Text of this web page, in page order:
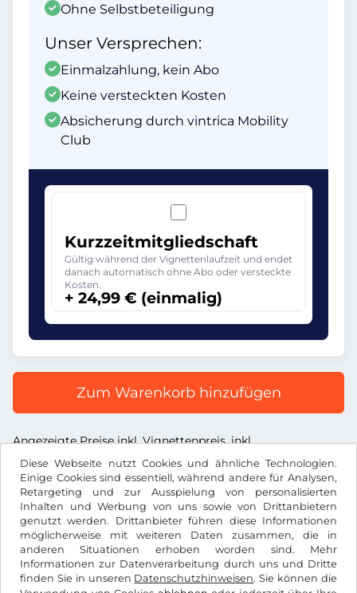
Diese Webseite nutzt Cookies und ähnliche Technologien.
Einige Cookies sind essentiell, während andere für Analysen,
Retargeting und zur Ausspielung von personalisierten
Inhalten und Werbung von uns sowie von Drittanbietern
genutzt werden. Drittanbieter führen diese Informationen
möglicherweise mit weiteren Daten zusammen, die in
anderen Situationen erhoben worden sind. Mehr
Informationen zur Datenverarbeitung durch uns und Dritte
finden Sie in unseren Datenschutzhinweisen. Sie können die
Ohne Selbstbeteiligung
Unser Versprechen:
Einmalzahlung, kein Abo
Keine versteckten Kosten
Absicherung durch vintrica Mobility
Club
Kurzzeitmitgliedschaft
Gültig während der Vignettenlaufzeit und endet
danach automatisch ohne Abo oder versteckte
Kosten.
+ 24,99 € (einmalig)
Zum Warenkorb hinzufügen
Angezeigte Preise inkl. Vignettenpreis, inkl.
Dienstleistungsentgelt und inkl. der gesetzl. MwSt.
€EUR
Facebook Instagram